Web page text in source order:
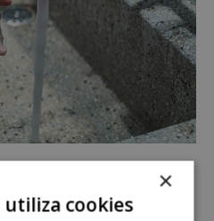
×
utiliza cookies